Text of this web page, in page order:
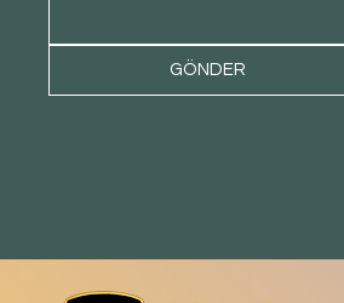
GÖNDER